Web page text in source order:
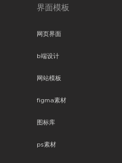
界面模板
网页界面
b端设计
网站模板
figma素材
图标库
ps素材